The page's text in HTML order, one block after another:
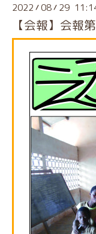
2022 /08/ 29
【会報】会報